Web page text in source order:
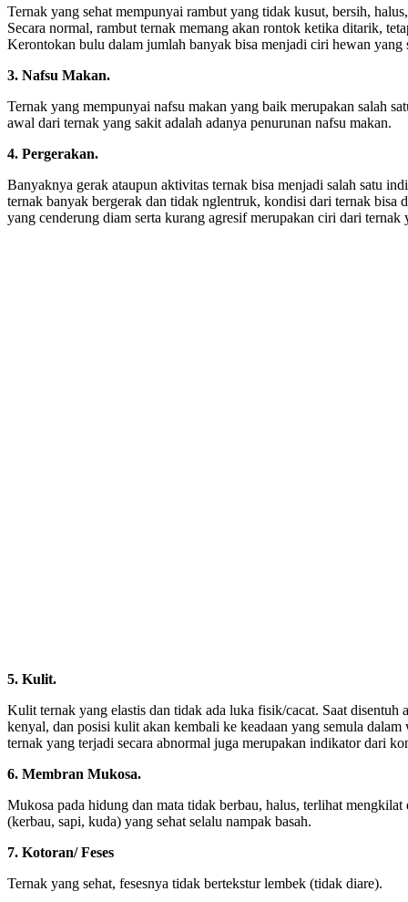
Ternak yang sehat mempunyai rambut yang tidak kusut, bersih,
Secara normal, rambut ternak memang akan rontok ketika ditarik,
Kerontokan bulu dalam jumlah banyak bisa menjadi ciri hewan yang
3. Nafsu Makan.
Ternak yang mempunyai nafsu makan yang baik merupakan salah
awal dari ternak yang sakit adalah adanya penurunan nafsu makan.
4. Pergerakan.
Banyaknya gerak ataupun aktivitas ternak bisa menjadi salah satu
ternak banyak bergerak dan tidak nglentruk, kondisi dari ternak bisa
yang cenderung diam serta kurang agresif merupakan ciri dari ternak
5. Kulit.
Kulit ternak yang elastis dan tidak ada luka fisik/cacat. Saat disentuh
kenyal, dan posisi kulit akan kembali ke keadaan yang semula
ternak yang terjadi secara abnormal juga merupakan indikator dari
6. Membran Mukosa.
Mukosa pada hidung dan mata tidak berbau, halus, terlihat
(kerbau, sapi, kuda) yang sehat selalu nampak basah.
7. Kotoran/ Feses
Ternak yang sehat, fesesnya tidak bertekstur lembek (tidak diare).